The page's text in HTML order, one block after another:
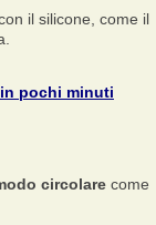
il silicone, come il
pochi minuti
circolare come